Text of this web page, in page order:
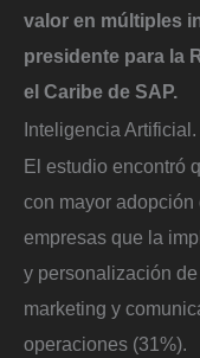
valor en múltiples
presidente para la
el Caribe de SAP.
Inteligencia Artificial.
El estudio encontró
con mayor adopción
empresas que la
y personalización
marketing y
operaciones (31%).